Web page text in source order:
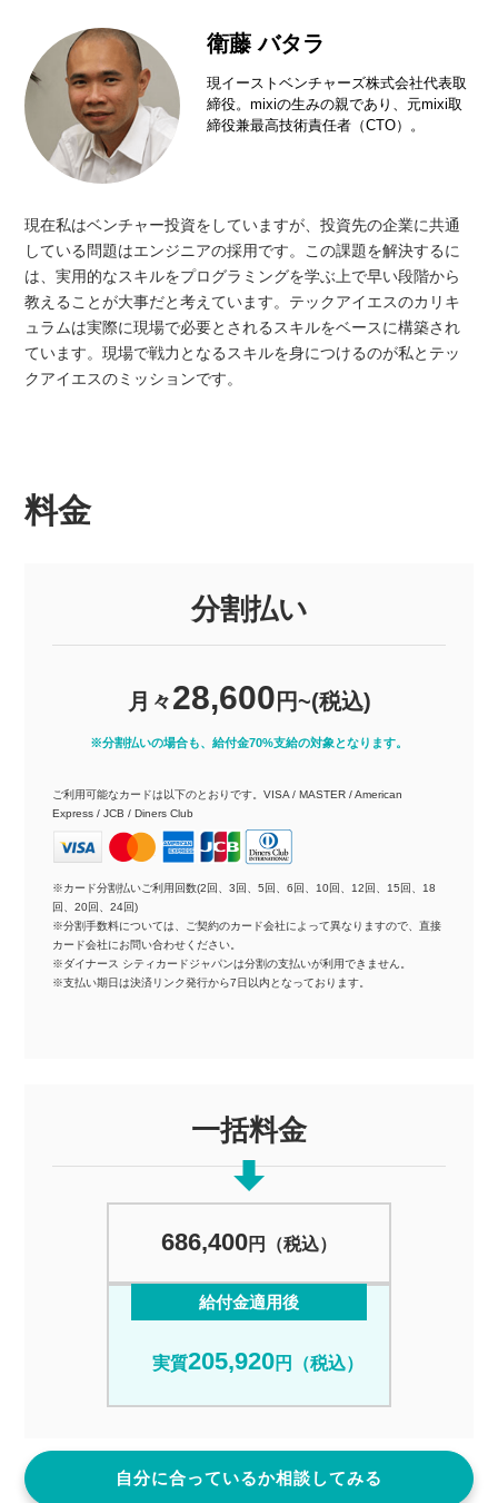
衛藤 バタラ
現イーストベンチャーズ株式会社代表取
締役。mixiの生みの親であり、元mixi取
締役兼最高技術責任者（CTO）。
現在私はベンチャー投資をしていますが、投資先の企業に共通
している問題はエンジニアの採用です。この課題を解決するに
は、実用的なスキルをプログラミングを学ぶ上で早い段階から
教えることが大事だと考えています。テックアイエスのカリキ
ュラムは実際に現場で必要とされるスキルをベースに構築され
ています。現場で戦力となるスキルを身につけるのが私とテッ
クアイエスのミッションです。
料金
分割払い
月々28,600 円~(税込)
※分割払いの場合も、給付金70%支給の対象となります。
ご利用可能なカードは以下のとおりです。VISA / MASTER / American
Express / JCB / Diners Club
※カード分割払いご利用回数(2回、3回、5回、6回、10回、12回、15回、18
回、20回、24回)
※分割手数料については、ご契約のカード会社によって異なりますので、直接
カード会社にお問い合わせください。
※ダイナース シティカードジャパンは分割の支払いが利用できません。
※支払い期日は決済リンク発行から7日以内となっております。
一括料金
686,400円（税込）
給付金適用後
実質205,920円（税込）
自分に合っているか相談してみる